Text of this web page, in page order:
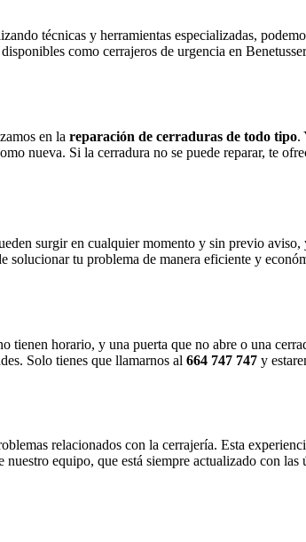
técnicas y herramientas especializadas,
como cerrajeros de urgencia en
en la reparación de cerraduras de todo tipo.
nueva. Si la cerradura no se puede reparar, te
surgir en cualquier momento y sin previo aviso,
tu problema de manera eficiente y
tienen horario, y una puerta que no abre o una
Solo tienes que llamarnos al 664 747 747 y
relacionados con la cerrajería. Esta
equipo, que está siempre actualizado con las